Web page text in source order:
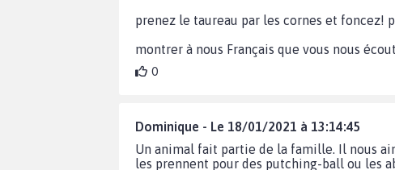
prenez le taureau par les cornes et foncez!
montrer à nous Français que vous nous
0
Dominique - Le 18/01/2021 à 13:14:45
Un animal fait partie de la famille. Il nous
les prennent pour des putching-ball ou les